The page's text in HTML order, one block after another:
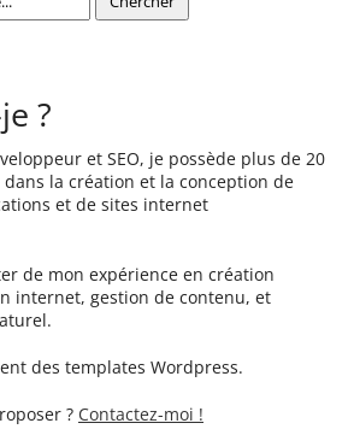
?
et SEO, je possède plus de 20
la création et la conception de
et de sites internet
de mon expérience en création
internet, gestion de contenu, et
des templates Wordpress.
? Contactez-moi !